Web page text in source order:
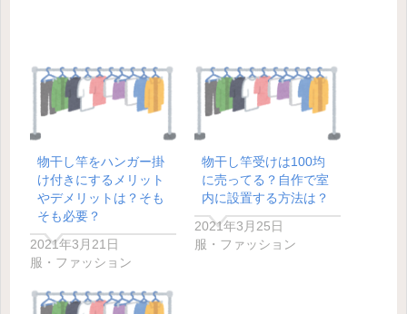
物干し竿をハンガー掛
け付きにするメリット
やデメリットは？そも
そも必要？
2021年3月21日
服・ファッション
物干し竿受けは100均
に売ってる？自作で室
内に設置する方法は？
2021年3月25日
服・ファッション